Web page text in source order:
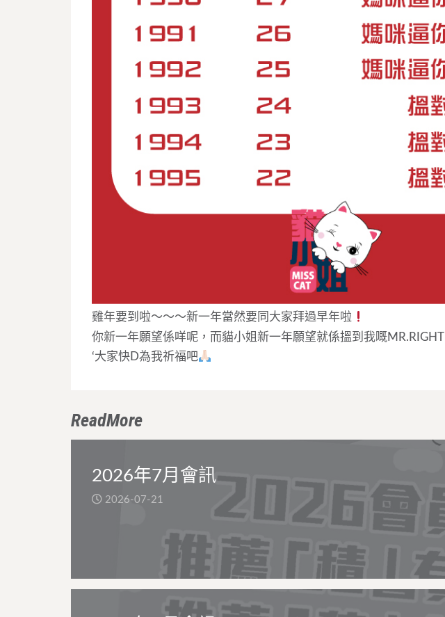
雞年要到啦～～～新一年當然要同大家拜過早年啦
你新一年願望係咩呢，而貓小姐新一年願望就係搵到我嘅MR.RIGHT
‘大家快D為我祈福吧
ReadMore
2026年7月會訊
2026-07-21